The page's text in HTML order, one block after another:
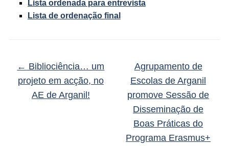
Lista ordenada para entrevista
Lista de ordenação final
← Bibliociência… um
projeto em acção, no
AE de Arganil!
Agrupamento de
Escolas de Arganil
promove Sessão de
Disseminação de
Boas Práticas do
Programa Erasmus+